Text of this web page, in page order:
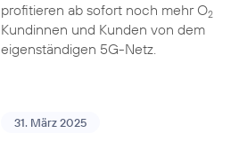
profitieren ab sofort noch mehr O2
Kundinnen und Kunden von dem
eigenständigen 5G-Netz.
31. März 2025